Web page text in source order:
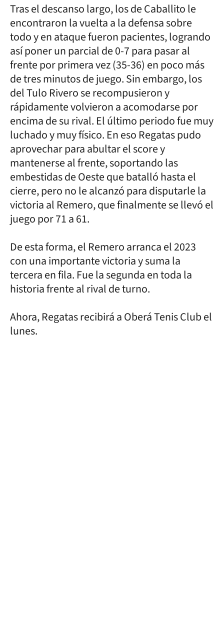
Tras el descanso largo, los de Caballito le
encontraron la vuelta a la defensa sobre
todo y en ataque fueron pacientes, logrando
así poner un parcial de 0-7 para pasar al
frente por primera vez (35-36) en poco más
de tres minutos de juego. Sin embargo, los
del Tulo Rivero se recompusieron y
rápidamente volvieron a acomodarse por
encima de su rival. El último periodo fue muy
luchado y muy físico. En eso Regatas pudo
aprovechar para abultar el score y
mantenerse al frente, soportando las
embestidas de Oeste que batalló hasta el
cierre, pero no le alcanzó para disputarle la
victoria al Remero, que finalmente se llevó el
juego por 71 a 61.
De esta forma, el Remero arranca el 2023
con una importante victoria y suma la
tercera en fila. Fue la segunda en toda la
historia frente al rival de turno.
Ahora, Regatas recibirá a Oberá Tenis Club el
lunes.